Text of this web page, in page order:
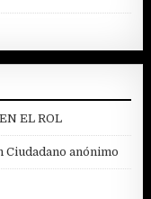
EL ROL
Ciudadano anónimo